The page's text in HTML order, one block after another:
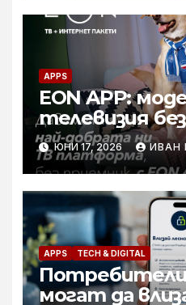
APPS
EON APP:
телевизия
повече стойност
потребители
ЮНИ 17, 2026 ИВАН
APPS TECH & DIGITAL
могат да